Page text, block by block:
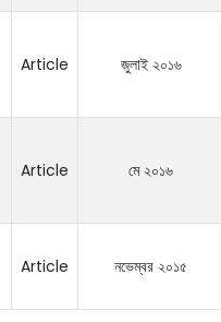
Article জুলাই ২০১৬
Article মে ২০১৬
Article নভেম্বর ২০১৫